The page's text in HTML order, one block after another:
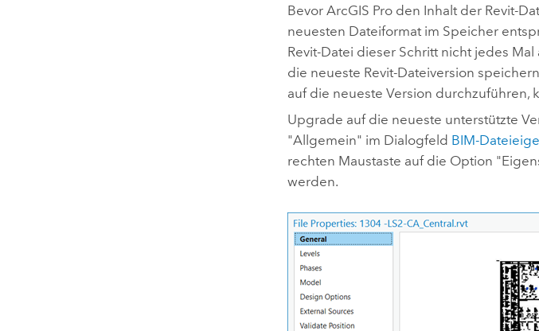
BevorArcGIS Pro den Inhalt der Revit-
neuesten Dateiformat im Speicher
Revit-Datei dieser Schritt nicht jedes
die neueste Revit-Dateiversion
auf die neueste Version durchzuführen,
Upgrade auf die neueste unterstützte
"Allgemein" im Dialogfeld BIM-
rechten Maustaste auf die Option
werden.